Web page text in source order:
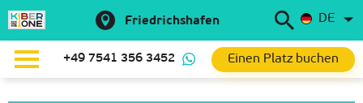
Friedrichshafen DE
+49 7541 356 3452 Einen Platz buchen